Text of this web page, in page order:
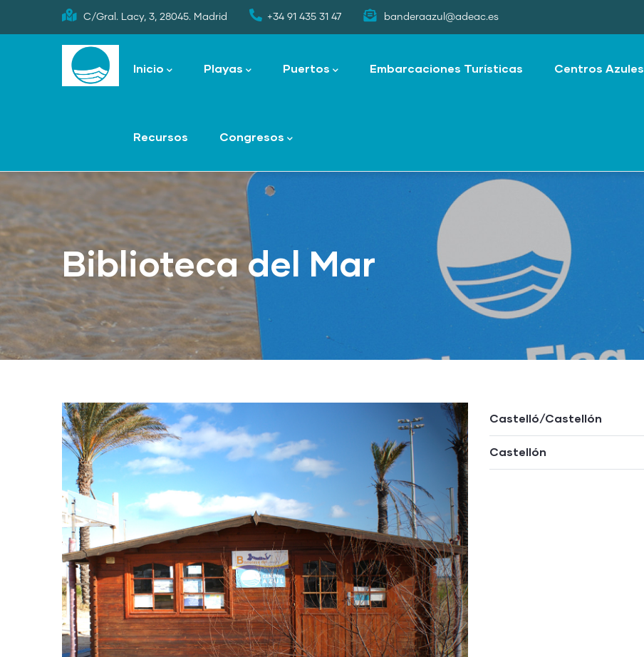
to
C/Gral. Lacy, 3, 28045. Madrid +34 91 435 31 47 banderaazul@adeac.es
navigation
Inicio Playas Puertos Embarcaciones Turísticas Centros Azules
Recursos Congresos
Biblioteca del Mar
Castelló/Castellón
Castellón